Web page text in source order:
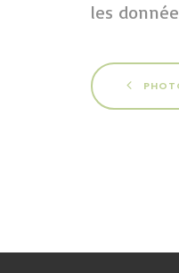
les
PHOTOS